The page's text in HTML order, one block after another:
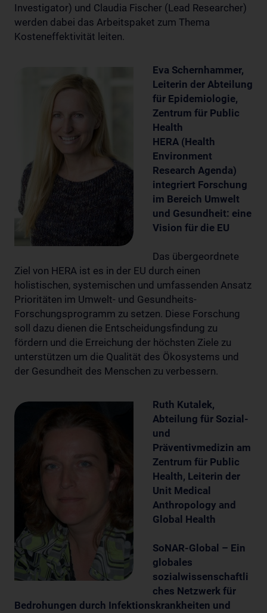
Investigator) und Claudia Fischer (Lead Researcher)
werden dabei das Arbeitspaket zum Thema
Kosteneffektivität leiten.
Eva Schernhammer,
Leiterin der Abteilung
für Epidemiologie,
Zentrum für Public
Health
HERA (Health
Environment
Research Agenda)
integriert Forschung
im Bereich Umwelt
und Gesundheit: eine
Vision für die EU
Das übergeordnete
Ziel von HERA ist es in der EU durch einen
holistischen, systemischen und umfassenden Ansatz
Prioritäten im Umwelt- und Gesundheits-
Forschungsprogramm zu setzen. Diese Forschung
soll dazu dienen die Entscheidungsfindung zu
fördern und die Erreichung der höchsten Ziele zu
unterstützen um die Qualität des Ökosystems und
der Gesundheit des Menschen zu verbessern.
Ruth Kutalek,
Abteilung für Sozial-
und
Präventivmedizin am
Zentrum für Public
Health, Leiterin der
Unit Medical
Anthropology and
Global Health
SoNAR-Global – Ein
globales
sozialwissenschaftli
ches Netzwerk für
Bedrohungen durch Infektionskrankheiten und